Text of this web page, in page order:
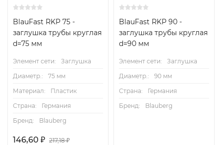
BlauFast RKP 75 -
заглушка трубы круглая
d=75 мм
Элемент сети:
Заглушка
Диаметр.:
75 мм
Материал:
Пластик
Страна:
Германия
Бренд:
Blauberg
146,60 ₽ 217,18₽
BlauFast RKP 90 -
заглушка трубы круглая
d=90 мм
Элемент сети:
Заглушка
Диаметр.:
90 мм
Страна:
Германия
Бренд:
Blauberg